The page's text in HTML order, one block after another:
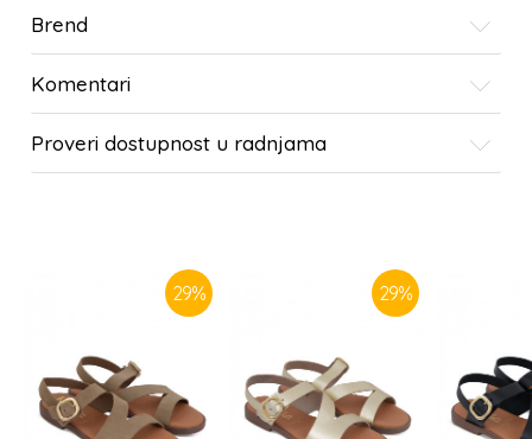
Brend
Komentari
Proveri dostupnost u radnjama
29% 29%